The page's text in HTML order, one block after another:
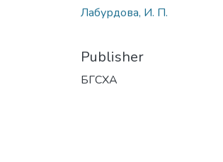
Лабурдова, И. П.
Publisher
БГСХА